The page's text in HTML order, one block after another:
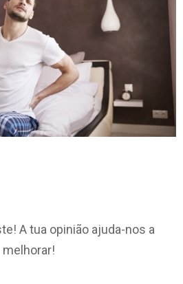
A tua opinião ajuda-nos a
melhorar!